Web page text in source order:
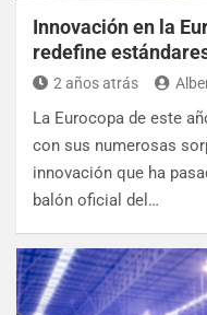
Innovación en la
redefine
2 años atrás
La Eurocopa de este
con sus numerosas
innovación que ha
balón oficial del…